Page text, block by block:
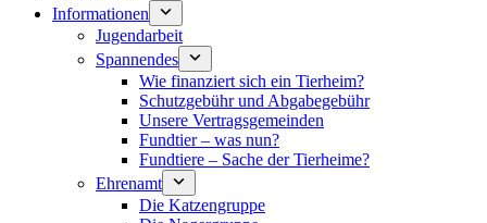
Informationen
Jugendarbeit
Spannendes
Wie finanziert sich ein Tierheim?
Schutzgebühr und Abgabegebühr
Unsere Vertragsgemeinden
Fundtier – was nun?
Fundtiere – Sache der Tierheime?
Ehrenamt
Die Katzengruppe